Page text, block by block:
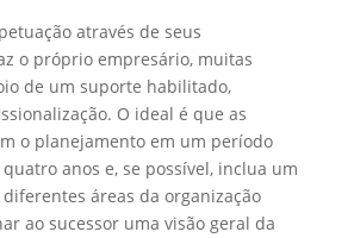
através de seus
o próprio empresário, muitas
de um suporte habilitado,
O ideal é que as
o planejamento em um período
anos e, se possível, inclua um
áreas da organização
ao sucessor uma visão geral da